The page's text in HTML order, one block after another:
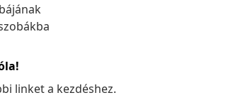
linket a kezdéshez.